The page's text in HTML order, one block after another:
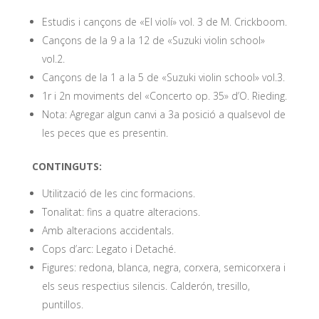
Estudis i cançons de «El violí» vol. 3 de M. Crickboom.
Cançons de la 9 a la 12 de «Suzuki violin school»
vol.2.
Cançons de la 1 a la 5 de «Suzuki violin school» vol.3.
1r i 2n moviments del «Concerto op. 35» d’O. Rieding.
Nota: Agregar algun canvi a 3a posició a qualsevol de
les peces que es presentin.
CONTINGUTS:
Utilització de les cinc formacions.
Tonalitat: fins a quatre alteracions.
Amb alteracions accidentals.
Cops d’arc: Legato i Detaché.
Figures: redona, blanca, negra, corxera, semicorxera i
els seus respectius silencis. Calderón, tresillo,
puntillos.